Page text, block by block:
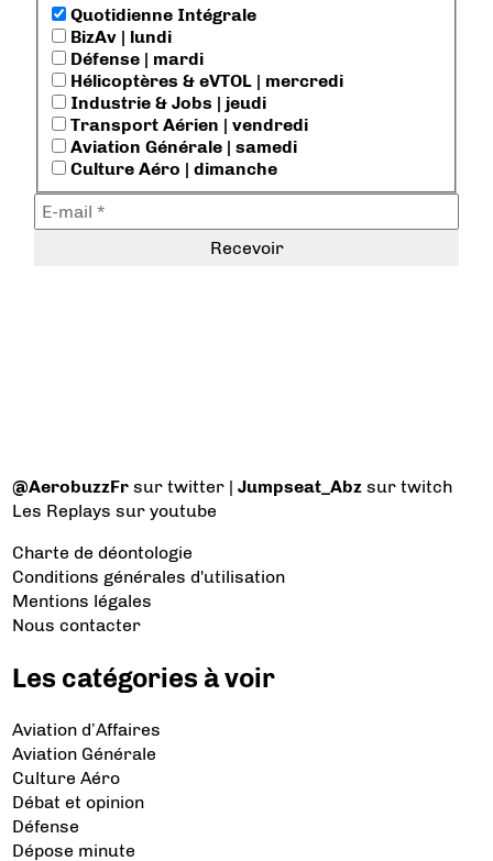
Quotidienne Intégrale
BizAv | lundi
Défense | mardi
Hélicoptères & eVTOL | mercredi
Industrie & Jobs | jeudi
Transport Aérien | vendredi
Aviation Générale | samedi
Culture Aéro | dimanche
@AerobuzzFr sur twitter |Jumpseat_Abz sur twitch
Les Replays sur youtube
Charte de déontologie
Conditions générales d'utilisation
Mentions légales
Nous contacter
Les catégories à voir
Aviation d’Affaires
Aviation Générale
Culture Aéro
Débat et opinion
Défense
Dépose minute